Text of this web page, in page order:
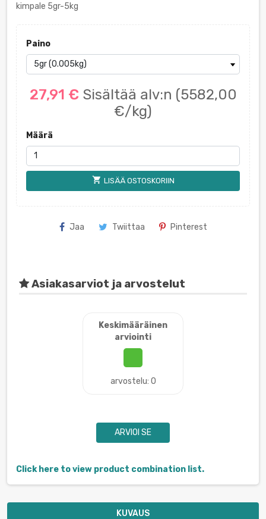
kimpale 5gr-5kg
Paino
27,91 € Sisältää alv:n (5582,00
€/kg)
Määrä
shopping_cart LISÄÄ OSTOSKORIIN
Jaa Twiittaa Pinterest
Asiakasarviot ja arvostelut
Keskimääräinen
arviointi
arvostelu: 0
ARVIOI SE
Click here to view product combination list.
KUVAUS